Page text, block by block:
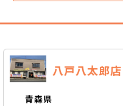
八戸八太郎店
青森県